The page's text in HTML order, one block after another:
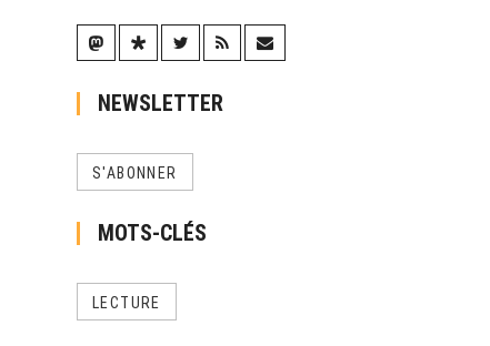
NEWSLETTER
S'ABONNER
MOTS-CLÉS
LECTURE